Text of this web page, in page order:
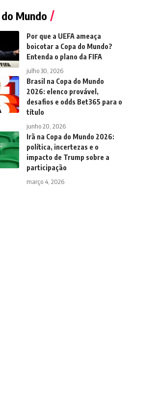
Mundo
Por que a UEFA ameaça
boicotar a Copa do Mundo?
Entenda o plano da FIFA
julho 30, 2026
Brasil na Copa do Mundo
2026: elenco provável,
desafios e odds Bet365 para o
título
junho 20, 2026
Irã na Copa do Mundo 2026:
política, incertezas e o
impacto de Trump sobre a
participação
março 4, 2026